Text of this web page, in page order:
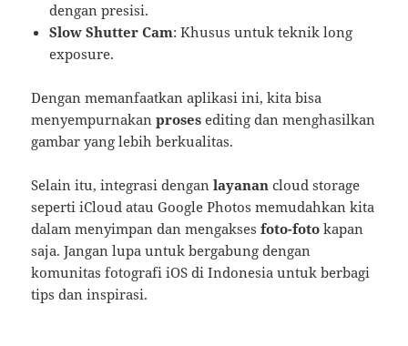
dengan presisi.
Slow Shutter Cam: Khusus untuk teknik long
exposure.
Dengan memanfaatkan aplikasi ini, kita bisa
menyempurnakanproses editing dan menghasilkan
gambar yang lebih berkualitas.
Selain itu, integrasi denganlayanan cloud storage
seperti iCloud atau Google Photos memudahkan kita
dalam menyimpan dan mengaksesfoto-foto kapan
saja. Jangan lupa untuk bergabung dengan
komunitas fotografi iOS di Indonesia untuk berbagi
tips dan inspirasi.